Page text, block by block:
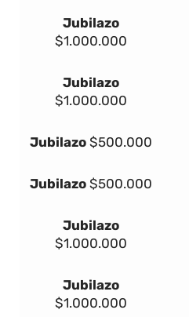
Jubilazo
$1.000.000
Jubilazo
$1.000.000
Jubilazo $500.000
Jubilazo $500.000
Jubilazo
$1.000.000
Jubilazo
$1.000.000